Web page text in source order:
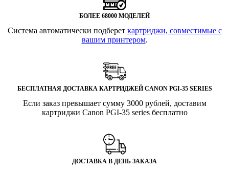
БОЛЕЕ 68000 МОДЕЛЕЙ
Система автоматически подберет картриджи, совместимые с
вашим принтером.
БЕСПЛАТНАЯ ДОСТАВКА КАРТРИДЖЕЙ CANON PGI-35 SERIES
Если заказ превышает сумму 3000 рублей, доставим
картриджи Canon PGI-35 series бесплатно
ДОСТАВКА В ДЕНЬ ЗАКАЗА